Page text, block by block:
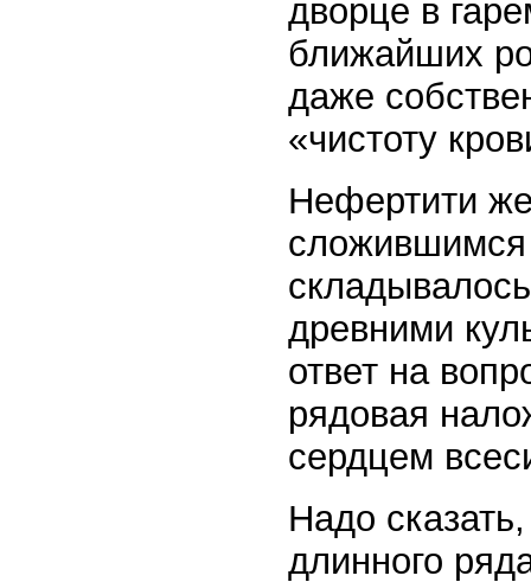
дворце в
ближайших
даже
«чистоту
Нефертити
сложившимся
древними
ответ на
рядовая
сердцем
Надо
длинного